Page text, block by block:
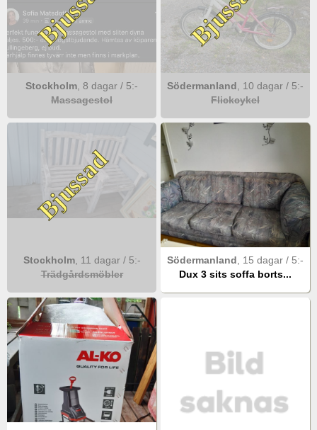
Stockholm ,8 dagar/ 5:-
Massagestol
Södermanland 10 dagar / 5:-
Flickcykel
Bjussad
Stockholm, 11 dagar / 5:-
Trädgårdsmöbler
Södermanland, 15 dagar / 5:-
Dux 3 sits soffa borts...